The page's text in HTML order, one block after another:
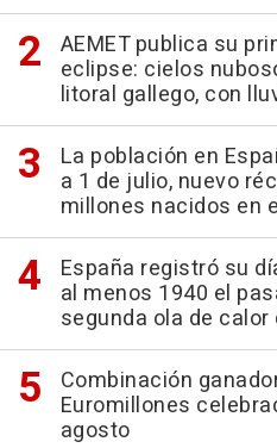
AEMET publica su
eclipse: cielos
litoral gallego, con
La población en
a 1 de julio, nuevo
millones nacidos en
España registró su
al menos 1940 el
segunda ola de calor
Combinación
Euromillones
agosto